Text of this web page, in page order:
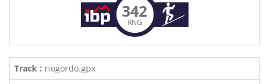
342
RNG
Track : riogordo.gpx